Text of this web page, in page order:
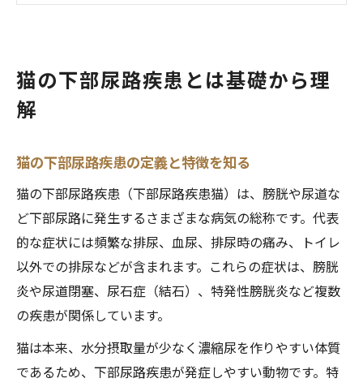
排尿の異変に気づくための観察ポイント
猫の下部尿路疾患時の行動サインを解説
猫のトイレ環境と排尿パターン変化の関係
猫下部尿路疾患の初期症状を見逃さない方
法
ストレスが猫の下部尿路に与える影響
猫の下部尿路疾患とストレス要因の関係
生活環境の変化が猫の下部尿路に及ぼす影
響
猫のストレス軽減が下部尿路疾患予防の鍵
猫の下部尿路疾患とは基礎から理
解
猫の下部尿路疾患の定義と特徴を知る
猫の下部尿路疾患（下部尿路疾患猫）は、膀胱や尿道な
ど下部尿路に発生するさまざまな病気の総称です。代表
的な症状には頻繁な排尿、血尿、排尿時の痛み、トイレ
以外での排尿などが含まれます。これらの症状は、膀胱
炎や尿道閉塞、尿石症（結石）、特発性膀胱炎など複数
の疾患が関係しています。
猫は本来、水分摂取量が少なく濃縮尿を作りやすい体質
であるため、下部尿路疾患が発症しやすい動物です。特